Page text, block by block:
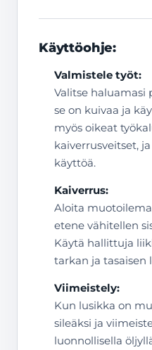
Käyttöohje:
Valmistele työt:
Valitse haluamasi
se on kuivaa ja
myös oikeat
kaiverrusveitset,
käyttöä.
Kaiverrus:
Aloita
etene vähitellen
Käytä hallittuja
tarkan ja tasaisen
Viimeistely:
Kun lusikka on
sileäksi ja
luonnollisella